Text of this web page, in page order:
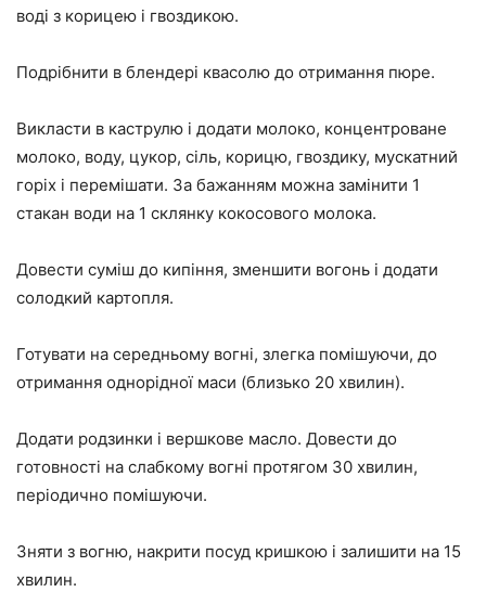
воді з корицею і гвоздикою.
Подрібнити в блендері квасолю до отримання пюре.
Викласти в каструлю і додати молоко, концентроване
молоко, воду, цукор, сіль, корицю, гвоздику, мускатний
горіх і перемішати. За бажанням можна замінити 1
стакан води на 1 склянку кокосового молока.
Довести суміш до кипіння, зменшити вогонь і додати
солодкий картопля.
Готувати на середньому вогні, злегка помішуючи, до
отримання однорідної маси (близько 20 хвилин).
Додати родзинки і вершкове масло. Довести до
готовності на слабкому вогні протягом 30 хвилин,
періодично помішуючи.
Зняти з вогню, накрити посуд кришкою і залишити на 15
хвилин.